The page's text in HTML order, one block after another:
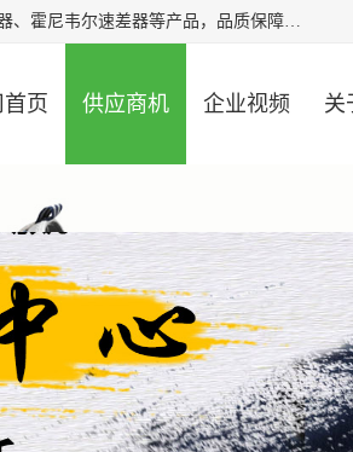
北京中创汇安科贸有限公司专业生产救援三脚架、天鹰4X气体检测仪、梅思安空气呼吸器、霍尼韦尔速差器等产品，品质保障，价格合理，欢迎在线致电咨询。
页 供应商机 企业视频 关